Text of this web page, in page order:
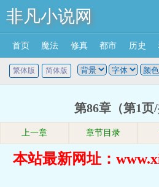
非凡小说网
首页 魔法 修真 都市 历史
繁体版 简体版
第86章（第1页/
上一章 章节目录
本站最新网址：